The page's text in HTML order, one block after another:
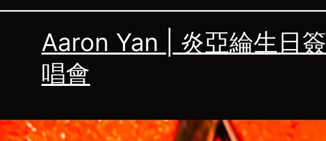
Aaron Yan | 炎亞綸生日簽
唱會